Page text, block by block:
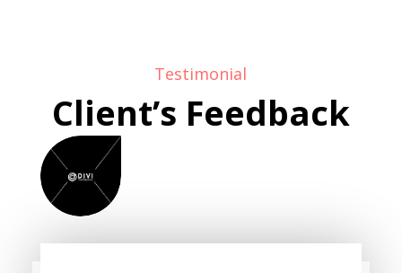
Testimonial
Client’s Feedback